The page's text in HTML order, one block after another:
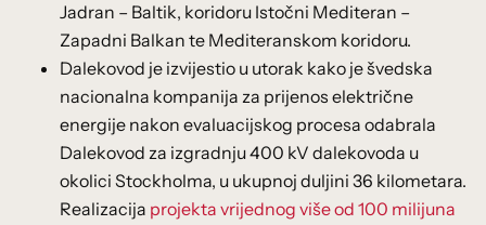
Jadran – Baltik, koridoru Istočni Mediteran –
Zapadni Balkan te Mediteranskom koridoru.
Dalekovod je izvijestio u utorak kako je švedska
nacionalna kompanija za prijenos električne
energije nakon evaluacijskog procesa odabrala
Dalekovod za izgradnju 400 kV dalekovoda u
okolici Stockholma, u ukupnoj duljini 36 kilometara.
Realizacija projekta vrijednog više od 100 milijuna